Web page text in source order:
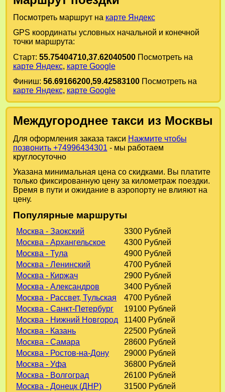
Посмотреть маршрут на карте Яндекс
GPS координаты условных начальной и конечной
точки маршрута:
Старт: 55.75404710,37.62040500Посмотреть на
карте Яндекс, карте Google
Финиш: 56.69166200,59.42583100Посмотреть на
карте Яндекс, карте Google
Междугороднее такси из Москвы
Для оформления заказа такси Нажмите чтобы
позвонить +74996434301 - мы работаем
круглосуточно
Указана минимальная цена со скидками. Вы платите
только фиксированную цену за километраж поездки.
Время в пути и ожидание в аэропорту не влияют на
цену.
Популярные маршруты
Москва - Заокский
3300 Рублей
Москва - Архангельское
4300 Рублей
Москва - Тула
4900 Рублей
Москва - Ленинский
4700 Рублей
Москва - Киржач
2900 Рублей
Москва - Александров
3400 Рублей
Москва - Рассвет, Тульская
4700 Рублей
Москва - Санкт-Петербург
19100 Рублей
Москва - Нижний Новгород
11400 Рублей
Москва - Казань
22500 Рублей
Москва - Самара
28600 Рублей
Москва - Ростов-на-Дону
29000 Рублей
Москва - Уфа
36800 Рублей
Москва - Волгоград
26100 Рублей
Москва - Донецк (ДНР)
31500 Рублей